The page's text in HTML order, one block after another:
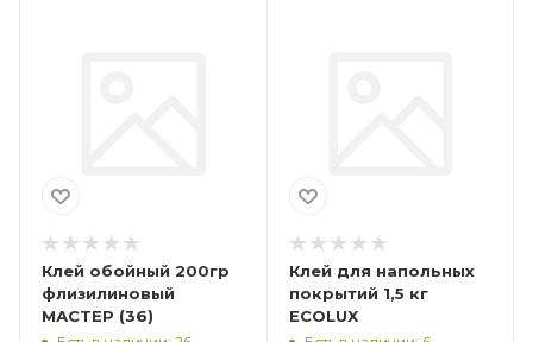
Клей обойный 200гр
флизилиновый
МАСТЕР (36)
Клей для напольных
покрытий 1,5 кг
ECOLUX